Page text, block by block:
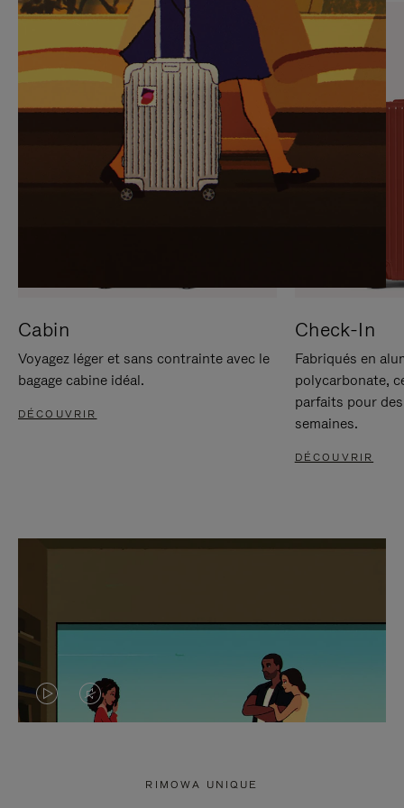
SUR
POUR
METTRE
PAUSE
VEUILLEZ
CLIQUER
POUR
RÉACTIVER
LE
SON
Cabin
Voyagez léger et sans contrainte avec le
bagage cabine idéal.
DÉCOUVRIR
Check-In
Fabriqués en
polycarbonate,
parfaits pour
semaines.
DÉCOUVRIR
LA LE
RIMOWA UNIQUE